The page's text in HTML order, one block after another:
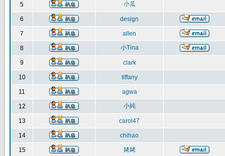
5 小瓜
6 design
7 allen
8 小Tina
9 clark
10 tiffany
11 agwa
12 小純
13 carol47
14 chihao
15 姥姥